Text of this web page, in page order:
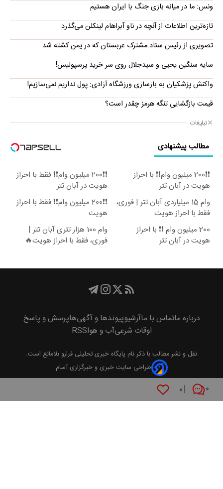
۰ ۰
ونس: ما در میانه بازی جنگ با ایران هستیم
تازه‌ترین اطلاعات از آنچه در ناو آبراهام لینکلن می‌گذرد
تصویری از رئیس ستاد مشترک عربستان که در یمن کشته شد
سایه سنگین یحیی و سیدجلال روی سر خرید پرسپولیس!
واکنش پزشکیان به بازسازی ورزشگاه آزادی: پول نداریم نمی‌سازیم!
قیمت بازگشایی تنگه هرمز چقدر است؟
تبلیغات
مطالب پیشنهادی
❗❗200 میلیون وام❗❗ با احراز
هویت در آبان تتر
❗❗200 میلیون وام❗❗ فقط با احراز
هویت در آبان تتر
وام 15 میلیاردی آبان تتر | فوری،
فقط با احراز هویت
❗❗200 میلیون وام❗❗ فقط با احراز
هویت
200 میلیون وام ❗❗ با احراز
هویت در آبان تتر
وام 100 هزار تتری آبان تتر |
فوری، فقط با احراز هویت🔥
درباره ماتماس با ماآرشیوپیوند‌ها و آگهی‌هاپرسش و پاسخ
اوقات شرعیآب و هواRSS
نقل و نشر مطالب با ذکر نام پايگاه خبری تحليلی فرارو بلامانع است.
طراحی سایت خبری و خبرگزاری آسام